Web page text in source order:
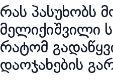
რას პასუხობს
მელიქიშვილი
რატომ
დაოჯახების